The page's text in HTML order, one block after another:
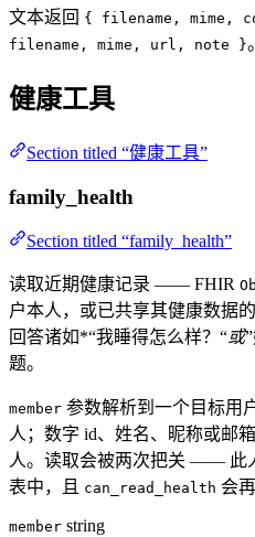
文本返回 { filename, mime,
filename, mime, url, note }。
健康工具
Section titled “健康工具”
family_health
Section titled “family_health”
读取近期健康记录 —— FHIR
户本人，或已共享其健康数据
回答诸如*“我睡得怎么样？“或
题。
member 参数解析到一个目标用
人；数字 id、姓名、昵称或邮
人。读取会被两次把关 —— 此
表中，且 can_read_health 会
member string